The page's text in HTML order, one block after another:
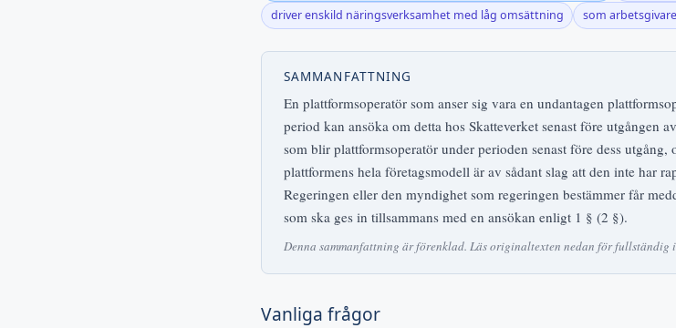
driver enskild näringsverksamhet med låg omsättning
som
SAMMANFATTNING
En plattformsoperatör som anser sig vara en undantagen
period kan ansöka om detta hos Skatteverket senast före utgången
som blir plattformsoperatör under perioden senast före dess
plattformens hela företagsmodell är av sådant slag att den inte har
Regeringen eller den myndighet som regeringen bestämmer får
som ska ges in tillsammans med en ansökan enligt 1 § (2 §).
Denna sammanfattning är förenklad. Läs originaltexten nedan för fullständig
Vanliga frågor